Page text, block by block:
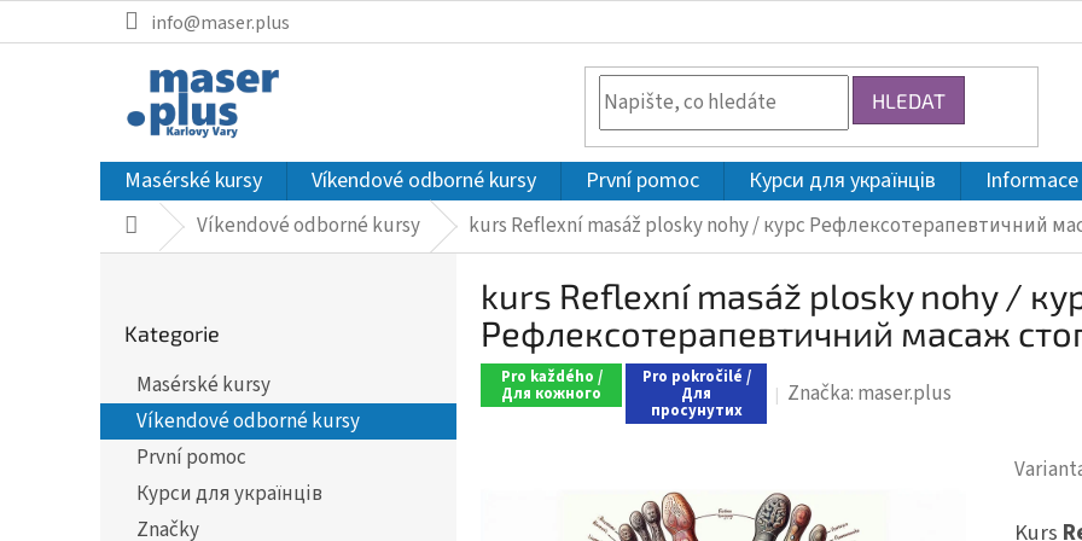
na
info@maser.plus
HLEDAT
Masérské kursy Víkendové odborné kursy První pomoc Курси для українців Informace
DomůVíkendové odborné kursy kurs Reflexní masáž plosky nohy / курс Рефлексотерапевтичний
n
kategorie
Kategorie
Masérské kursy
Víkendové odborné kursy
První pomoc
Курси для українців
Značky
kurs Reflexní masáž plosky nohy /
Рефлексотерапевтичний масаж
Pro každého /
Для кожного
Pro pokročilé /
Для
просунутих
Značka: maser.plus
Kurs